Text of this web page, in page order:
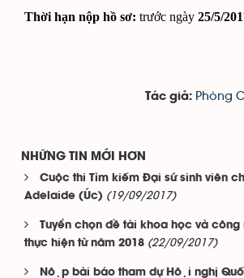
Thời hạn nộp hồ sơ: trước ngày 25/5/
Tác giả: Phòng
NHỮNG TIN MỚI HƠN
Cuộc thi Tìm kiếm Đại sứ sinh viên
Adelaide (Úc) (19/09/2017)
Tuyển chọn đề tài khoa học và công
thực hiện từ năm 2018 (22/09/2017)
Nộp bài báo tham dự Hội nghị